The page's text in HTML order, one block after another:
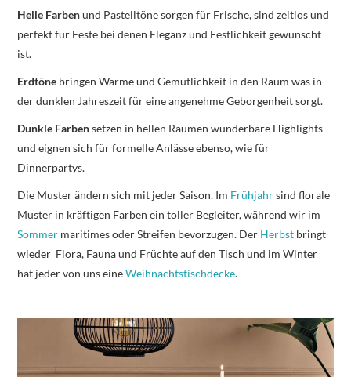
Helle Farbenund Pastelltöne sorgen für Frische, sind zeitlos und
perfekt für Feste bei denen Eleganz und Festlichkeit gewünscht
ist.
Erdtöne bringen Wärme und Gemütlichkeit in den Raum was in
der dunklen Jahreszeit für eine angenehme Geborgenheit sorgt.
Dunkle Farbensetzen in hellen Räumen wunderbare Highlights
und eignen sich für formelle Anlässe ebenso, wie für
Dinnerpartys.
Die Muster ändern sich mit jeder Saison. Im Frühjahrsind florale
Muster in kräftigen Farben ein toller Begleiter, während wir im
Sommer maritimes oder Streifen bevorzugen. Der Herbst bringt
wieder Flora, Fauna und Früchte auf den Tisch und im Winter
hat jeder von uns eineWeihnachtstischdecke.